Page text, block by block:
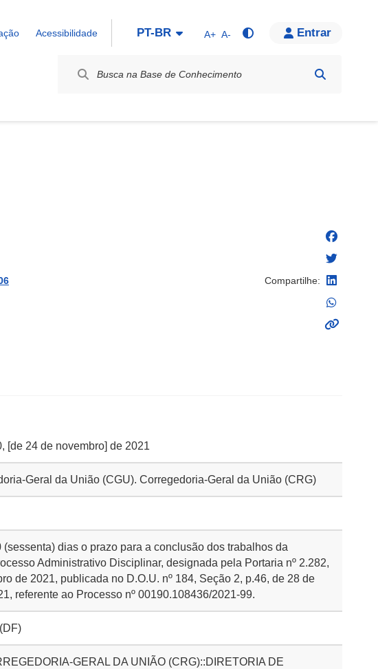
Acessibilidade PT-BR A+ A- Entrar
Compartilhe:
[de 24 de novembro] de 2021
Geral da União (CGU). Corregedoria-Geral da União (CRG)
(sessenta) dias o prazo para a conclusão dos trabalhos da
Administrativo Disciplinar, designada pela Portaria nº 2.282,
de 2021, publicada no D.O.U. nº 184, Seção 2, p.46, de 28 de
referente ao Processo nº 00190.108436/2021-99.
GERAL DA UNIÃO (CRG)::DIRETORIA DE